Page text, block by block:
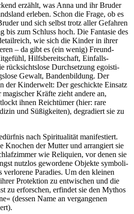
erzählt, was Anna und ihr Bruder
erleben. Schon die Frage, ob es
und sich selbst trotz aller Gefahren
bis zum Schluss hoch. Die Fantasie des
wie sich die Kinder in ihrer
– da gibt es (ein wenig) Freund­
Hilfs­bereit­schaft, Einfalls­
rücksichts­lose Durchset­zung egoisti­
Gewalt, Banden­bildung. Der
der Kinderwelt: Der geschickte Einsatz
Kräfte zieht andere an,
ihnen Reichtümer (hier: rare
und Süßigkeiten), degradiert sie zu
nach Spiritualität manifes­tiert.
Knochen der Mutter und arrangiert sie
wie Reliquien, vor denen sie
nutzlos gewordene Objekte symboli­
verlorene Paradies. Um den kleinen
Protektion zu entwischen und die
zu erforschen, erfindet sie den Mythos
(dessen Name an vergangenen